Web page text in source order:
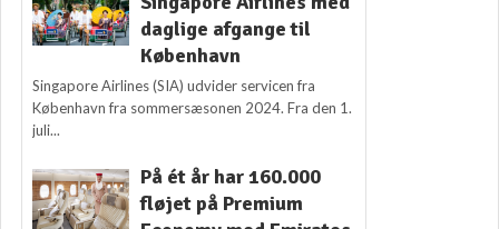
daglige afgange til
København
Singapore Airlines (SIA) udvider servicen fra
København fra sommersæsonen 2024. Fra den 1.
juli...
På ét år har 160.000
fløjet på Premium